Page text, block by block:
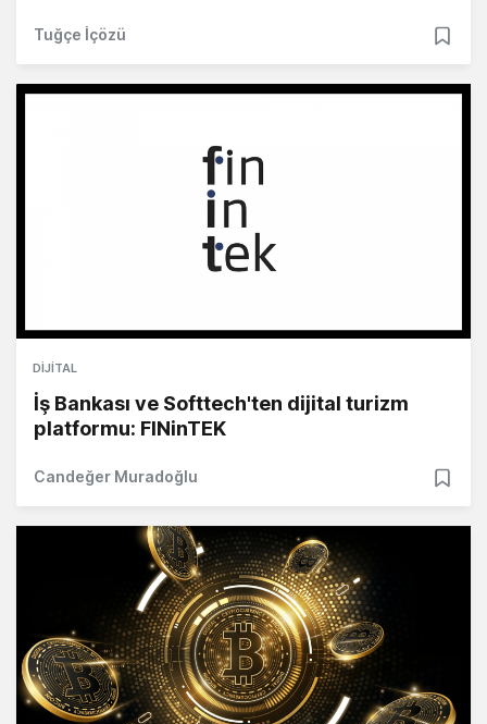
Tuğçe İçözü
DIJITAL
İş Bankası ve Softtech'ten dijital turizm
platformu: FINinTEK
Candeğer Muradoğlu